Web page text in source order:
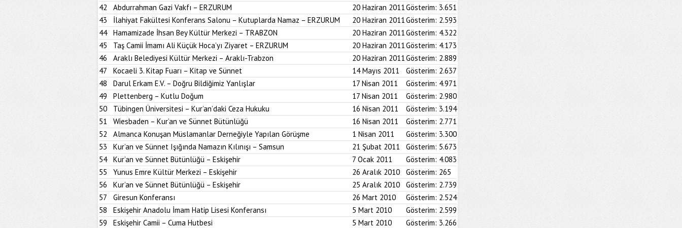
42
Abdurrahman Gazi Vakfı – ERZURUM 20 Haziran 2011Gösterim: 3.651
43
İlahiyat Fakültesi Konferans Salonu – Kutuplarda Namaz – ERZURUM 20 Haziran 2011Gösterim: 2.593
44
Hamamizade İhsan Bey Kültür Merkezi – TRABZON 20 Haziran 2011Gösterim: 4.322
45
Taş Camii İmamı Ali Küçük Hoca’yı Ziyaret – ERZURUM 20 Haziran 2011Gösterim: 4.173
46
Araklı Belediyesi Kültür Merkezi – Araklı-Trabzon 20 Haziran 2011Gösterim: 2.889
47
Kocaeli 3. Kitap Fuarı – Kitap ve Sünnet 14 Mayıs 2011 Gösterim: 2.637
48
Darul Erkam E.V. – Doğru Bildiğimiz Yanlışlar 17 Nisan 2011 Gösterim: 4.971
49
Plettenberg – Kutlu Doğum 17 Nisan 2011 Gösterim: 2.980
50
Tübingen Üniversitesi – Kur’an’daki Ceza Hukuku 16 Nisan 2011 Gösterim: 3.194
51
Wiesbaden – Kur’an ve Sünnet Bütünlüğü 16 Nisan 2011 Gösterim: 2.771
52
Almanca Konuşan Müslamanlar Derneğiyle Yapılan Görüşme 1 Nisan 2011 Gösterim: 3.300
53
Kur’an ve Sünnet Işığında Namazın Kılınışı – Samsun 21 Şubat 2011 Gösterim: 5.673
54
Kur’an ve Sünnet Bütünlüğü – Eskişehir 7 Ocak 2011 Gösterim: 4.083
55
Yunus Emre Kültür Merkezi – Eskişehir 26 Aralık 2010 Gösterim: 265
56
Kur’an ve Sünnet Bütünlüğü – Eskişehir 25 Aralık 2010 Gösterim: 2.739
57
Giresun Konferansı 26 Mart 2010 Gösterim: 2.524
58
Eskişehir Anadolu İmam Hatip Lisesi Konferansı 5 Mart 2010 Gösterim: 2.599
59
Eskişehir Camii – Cuma Hutbesi 5 Mart 2010 Gösterim: 3.266